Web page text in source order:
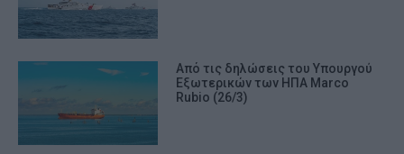
Από τις δηλώσεις του Υπουργού
Εξωτερικών των ΗΠΑ Marco
Rubio (26/3)